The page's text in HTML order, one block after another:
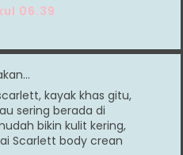
06.39
kayak khas gitu,
sering berada di
bikin kulit kering,
Scarlett body crean